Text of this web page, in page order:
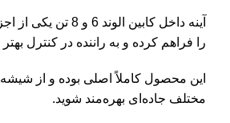
آینه داخل
را فراهم کرده و به راننده در کنترل
این محصول کاملاً اصلی بوده و از
مختلف جاده‌ای بهره‌مند شوید.